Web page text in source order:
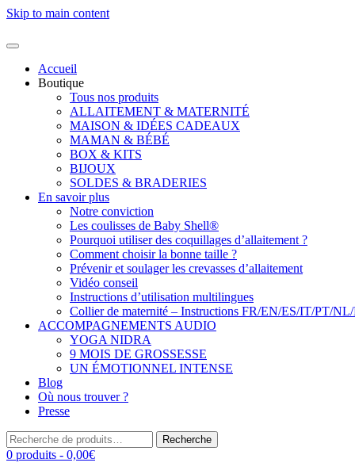
Skip to main content
Accueil
Boutique
Tous nos produits
ALLAITEMENT & MATERNITÉ
MAISON & IDÉES CADEAUX
MAMAN & BÉBÉ
BOX & KITS
BIJOUX
SOLDES & BRADERIES
En savoir plus
Notre conviction
Les coulisses de Baby Shell®
Pourquoi utiliser des coquillages d’allaitement ?
Comment choisir la bonne taille ?
Prévenir et soulager les crevasses d’allaitement
Vidéo conseil
Instructions d’utilisation multilingues
Collier de maternité – Instructions FR/EN/ES/IT/PT/
ACCOMPAGNEMENTS AUDIO
YOGA NIDRA
9 MOIS DE GROSSESSE
UN ÉMOTIONNEL INTENSE
Blog
Où nous trouver ?
Presse
Recherche
pour :
Recherche
0 produits - 0,00€